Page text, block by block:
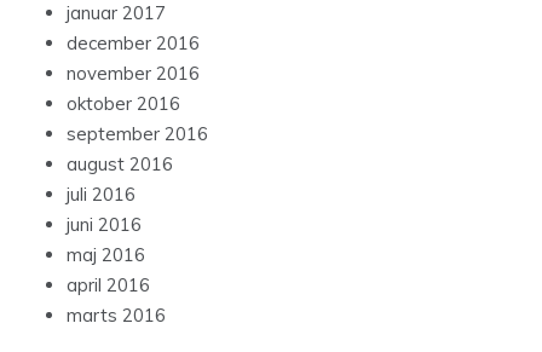
januar 2017
december 2016
november 2016
oktober 2016
september 2016
august 2016
juli 2016
juni 2016
maj 2016
april 2016
marts 2016